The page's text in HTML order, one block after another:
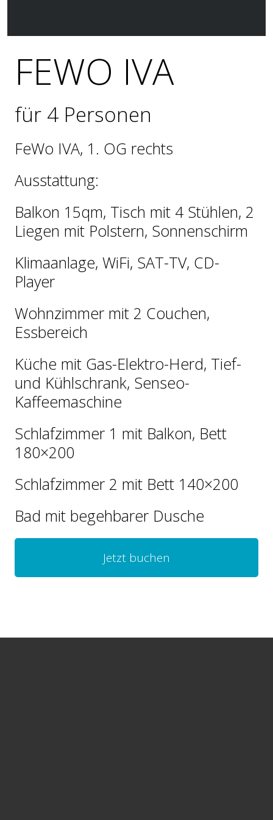
FEWO IVA
für 4 Personen
FeWo IVA, 1. OG rechts
Ausstattung:
Balkon 15qm, Tisch mit 4 Stühlen, 2
Liegen mit Polstern, Sonnenschirm
Klimaanlage, WiFi, SAT-TV, CD-
Player
Wohnzimmer mit 2 Couchen,
Essbereich
Küche mit Gas-Elektro-Herd, Tief-
und Kühlschrank, Senseo-
Kaffeemaschine
Schlafzimmer 1 mit Balkon, Bett
180×200
Schlafzimmer 2 mit Bett 140×200
Bad mit begehbarer Dusche
Jetzt buchen